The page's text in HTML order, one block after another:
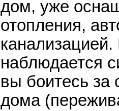
дом, уже
отопления,
наблюдается
вы боитесь за
дома